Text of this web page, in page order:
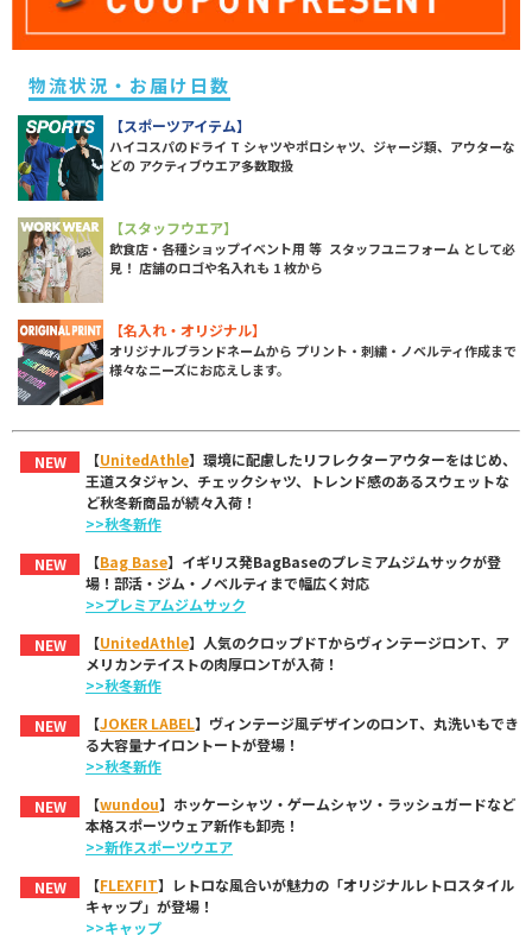
物流状況・お届け日数
【スポーツアイテム】
ハイコスパのドライ T シャツやポロシャツ、ジャージ類、アウターな
どの アクティブウエア多数取扱
【スタッフウエア】
飲食店・各種ショップイベント用 等 スタッフユニフォーム として必
見！ 店舗のロゴや名入れも 1 枚から
【名入れ・オリジナル】
オリジナルブランドネームから プリント・刺繍・ノベルティ作成まで
様々なニーズにお応えします。
NEW 【UnitedAthle】環境に配慮したリフレクターアウターをはじめ、
王道スタジャン、チェックシャツ、トレンド感のあるスウェットな
ど秋冬新商品が続々入荷！
>>秋冬新作
NEW
【Bag Base】イギリス発BagBaseのプレミアムジムサックが登
場！部活・ジム・ノベルティまで幅広く対応
>>プレミアムジムサック
NEW
【UnitedAthle】人気のクロップドTからヴィンテージロンT、ア
メリカンテイストの肉厚ロンTが入荷！
>>秋冬新作
NEW
【JOKER LABEL】ヴィンテージ風デザインのロンT、丸洗いもでき
る大容量ナイロントートが登場！
>>秋冬新作
NEW
【wundou】ホッケーシャツ・ゲームシャツ・ラッシュガードなど
本格スポーツウェア新作も卸売！
>>新作スポーツウエア
NEW
【FLEXFIT】レトロな風合いが魅力の「オリジナルレトロスタイル
キャップ」が登場！
>>キャップ